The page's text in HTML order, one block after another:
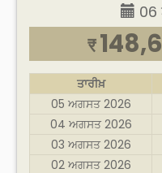
₹
ਤਾਰੀਖ਼
05 ਅਗਸਤ 2026
04 ਅਗਸਤ 2026
03 ਅਗਸਤ 2026
02 ਅਗਸਤ 2026